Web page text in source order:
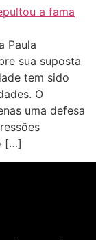
Paula
sua suposta
tem sido
O
uma defesa
[…]